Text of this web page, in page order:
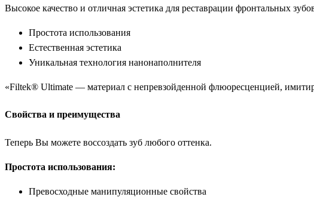
Высокое качество и отличная эстетика для реставрации фронтальных
Простота использования
Естественная эстетика
Уникальная технология нанонаполнителя
«Filtek® Ultimate — материал с непревзойденной флюоресценцией,
Свойства и преимущества
Теперь Вы можете воссоздать зуб любого оттенка.
Простота использования:
Превосходные манипуляционные свойства